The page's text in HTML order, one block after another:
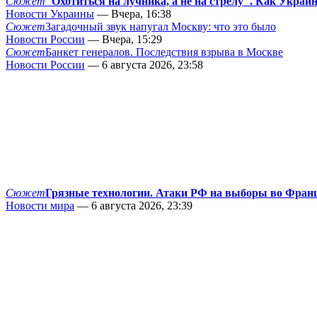
Новости Украины — Вчера, 16:38
СюжетЗагадочный звук напугал Москву: что это было
Новости России — Вчера, 15:29
СюжетБанкет генералов. Последствия взрыва в Москве
Новости России — 6 августа 2026, 23:58
СюжетГрязные технологии. Атаки РФ на выборы во
Новости мира — 6 августа 2026, 23:39